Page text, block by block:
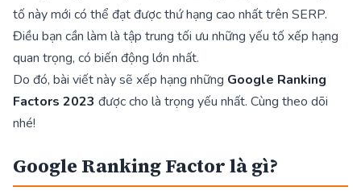
tố này mới có thể đạt được thứ hạng cao nhất trên SERP.
Điều bạn cần làm là tập trung tối ưu những yếu tố xếp hạng
quan trọng, có biến động lớn nhất.
Do đó, bài viết này sẽ xếp hạng những Google Ranking
Factors 2023 được cho là trọng yếu nhất. Cùng theo dõi
nhé!
Google Ranking Factor là gì?